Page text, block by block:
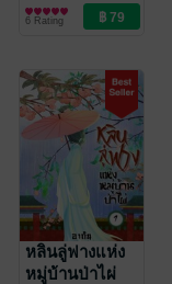
อนธการ
นิยายรักจีนโบราณ
6 Rating
หลินลู่ฟางแห่ง
หมู่บ้านป่าไผ่